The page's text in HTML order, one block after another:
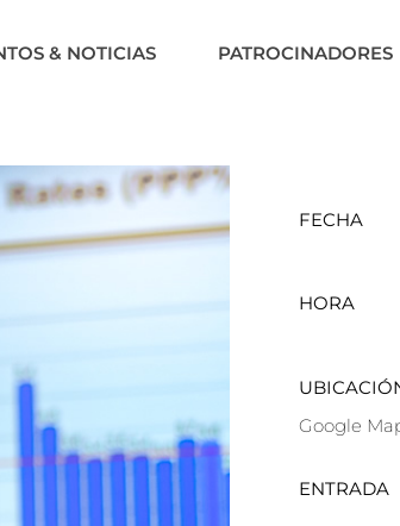
& NOTICIAS PATROCINADORES
FECHA
HORA
Google
ENTRADA